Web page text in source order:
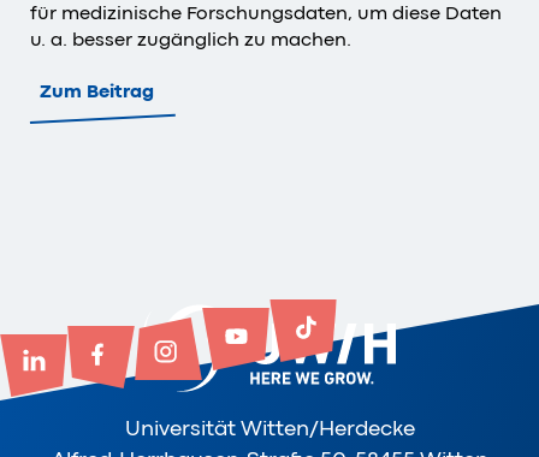
für medizinische Forschungsdaten, um diese Daten
u. a. besser zugänglich zu machen.
Zum Beitrag
Universität Witten/Herdecke